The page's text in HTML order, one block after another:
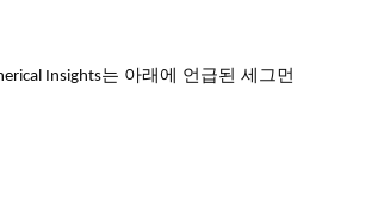
Insights는 아래에 언급된 세그먼